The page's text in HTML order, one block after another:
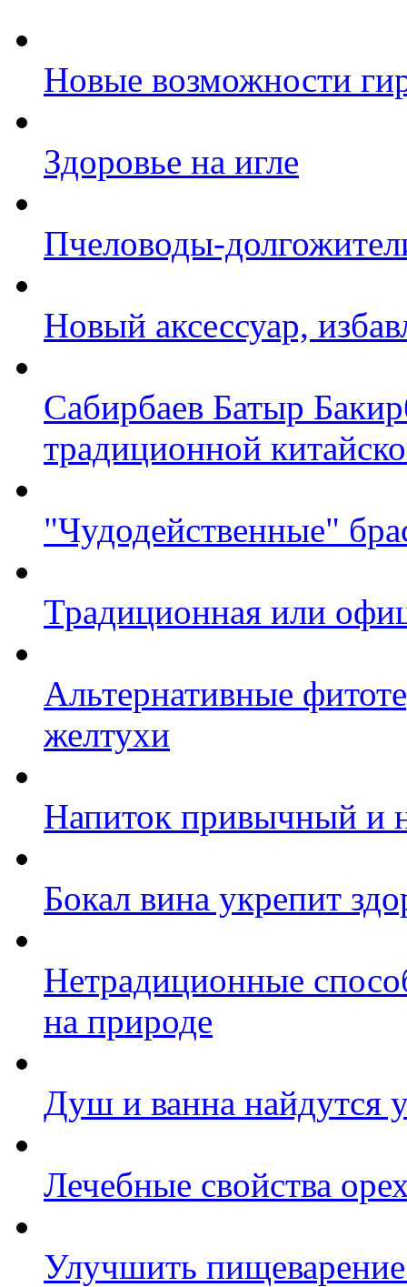
Новые возможности
Здоровье на игле
Пчеловоды-
Новый аксессуар,
Сабирбаев Батыр
традиционной
"Чудодейственные"
Традиционная или
Альтернативные
желтухи
Напиток привычный и
Бокал вина укрепит
Нетрадиционные
на природе
Душ и ванна найдутся
Лечебные свойства
Улучшить пищеварение